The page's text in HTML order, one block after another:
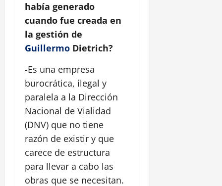
había generado
cuando fue creada en
la gestión de
Guillermo Dietrich?
-Es una empresa
burocrática, ilegal y
paralela a la Dirección
Nacional de Vialidad
(DNV) que no tiene
razón de existir y que
carece de estructura
para llevar a cabo las
obras que se necesitan.